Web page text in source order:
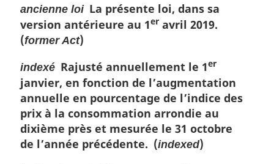
r
g
i
n
a
l
e
:
ancienne loiLa présente loi, dans sa
version antérieure au 1er avril 2019.
(former Act)
indexé Rajusté annuellement le 1er
janvier, en fonction de l’augmentation
annuelle en pourcentage de l’indice des
prix à la consommation arrondie au
dixième près et mesurée le 31 octobre
de l’année précédente. (indexed)